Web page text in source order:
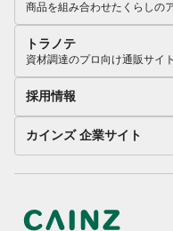
商品を組み合わせたくらしの
トラノテ
資材調達のプロ向け通販サイト
採用情報
カインズ 企業サイト